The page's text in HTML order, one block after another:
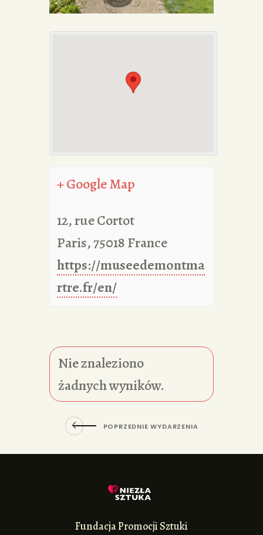
PORTFOLIA
REDAKCJA
+ Google Map
12, rue Cortot
Paris,75018France
https://museedemontma
rtre.fr/en/
Nie znaleziono
żadnych wyników.
POPRZEDNIE WYDARZENIA
Fundacja Promocji Sztuki